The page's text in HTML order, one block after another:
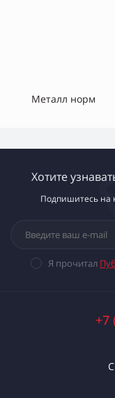
Металл норм
Хотите
Подпишитесь на
Я прочитал
+7